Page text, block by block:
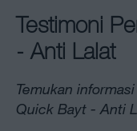
Edukasi dan
Testimoni
- Anti Lalat
Temukan
Quick Bayt - Anti